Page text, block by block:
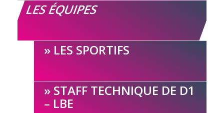
LES ÉQUIPES
LES SPORTIFS
STAFF TECHNIQUE DE D1
– LBE